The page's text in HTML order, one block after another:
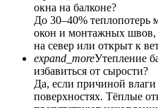
окна на балконе?
До 30–40% теплопотерь
окон и монтажных швов,
на север или открыт к
expand_moreУтепление
избавиться от сырости?
Да, если причиной
поверхностях. Тёплые